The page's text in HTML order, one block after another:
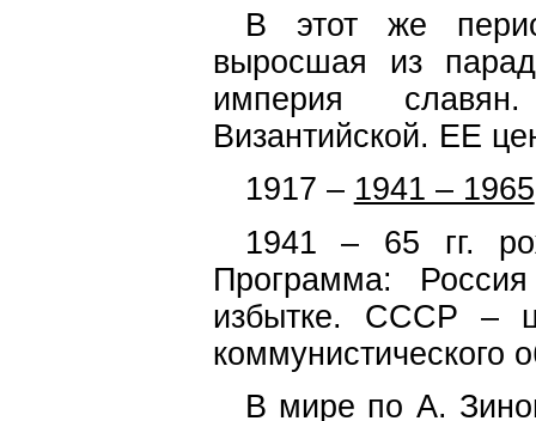
В этот же
выросшая из
империя
Византийской. ЕЕ
1917 – 1941 – 1965
1941 – 65 гг.
Программа:
избытке. СССР –
коммунистического
В мире по А.